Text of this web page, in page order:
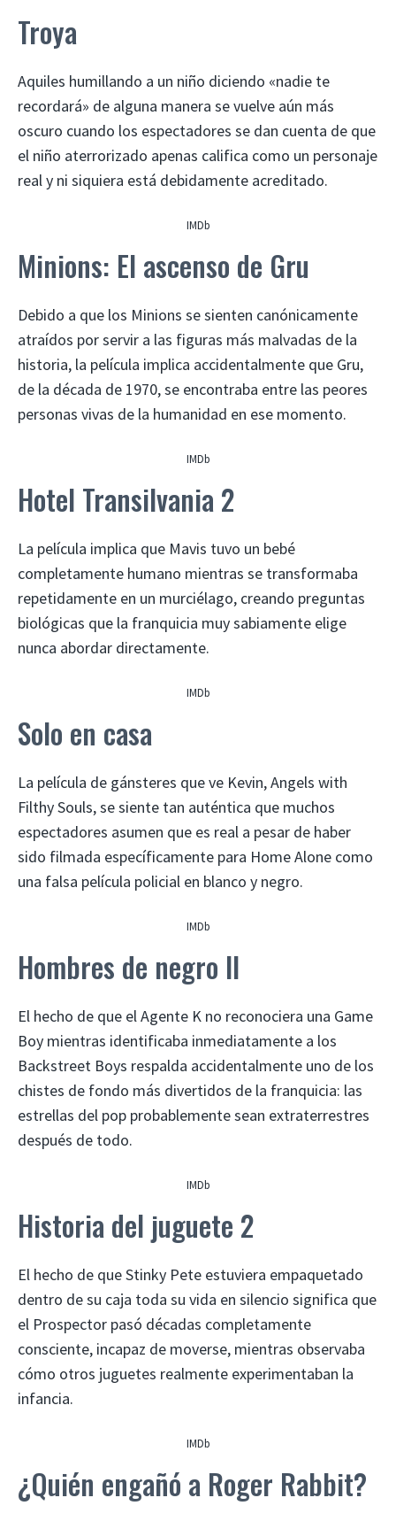
Troya
Aquiles humillando a un niño diciendo «nadie te
recordará» de alguna manera se vuelve aún más
oscuro cuando los espectadores se dan cuenta de que
el niño aterrorizado apenas califica como un personaje
real y ni siquiera está debidamente acreditado.
IMDb
Minions: El ascenso de Gru
Debido a que los Minions se sienten canónicamente
atraídos por servir a las figuras más malvadas de la
historia, la película implica accidentalmente que Gru,
de la década de 1970, se encontraba entre las peores
personas vivas de la humanidad en ese momento.
IMDb
Hotel Transilvania 2
La película implica que Mavis tuvo un bebé
completamente humano mientras se transformaba
repetidamente en un murciélago, creando preguntas
biológicas que la franquicia muy sabiamente elige
nunca abordar directamente.
IMDb
Solo en casa
La película de gánsteres que ve Kevin, Angels with
Filthy Souls, se siente tan auténtica que muchos
espectadores asumen que es real a pesar de haber
sido filmada específicamente para Home Alone como
una falsa película policial en blanco y negro.
IMDb
Hombres de negro II
El hecho de que el Agente K no reconociera una Game
Boy mientras identificaba inmediatamente a los
Backstreet Boys respalda accidentalmente uno de los
chistes de fondo más divertidos de la franquicia: las
estrellas del pop probablemente sean extraterrestres
después de todo.
IMDb
Historia del juguete 2
El hecho de que Stinky Pete estuviera empaquetado
dentro de su caja toda su vida en silencio significa que
el Prospector pasó décadas completamente
consciente, incapaz de moverse, mientras observaba
cómo otros juguetes realmente experimentaban la
infancia.
IMDb
¿Quién engañó a Roger Rabbit?